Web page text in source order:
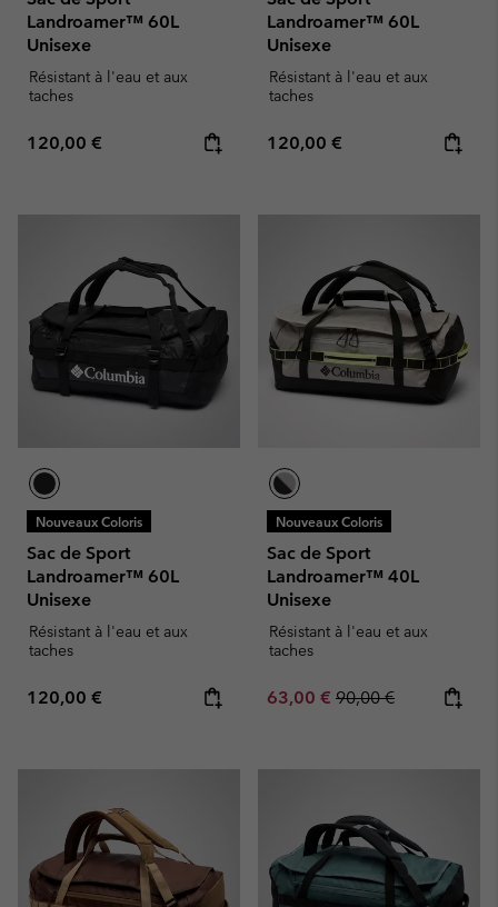
Landroamer™ 60L
Unisexe
Résistant à l'eau et aux
taches
Regular price:
120,00 €
Landroamer™ 60L
Unisexe
Résistant à l'eau et aux
taches
Regular price:
120,00 €
Nouveaux Coloris
Sac de Sport
Landroamer™ 60L
Unisexe
Résistant à l'eau et aux
taches
Regular price:
120,00 €
Nouveaux Coloris
Sac de Sport
Landroamer™ 40L
Unisexe
Résistant à l'eau et aux
taches
Sale price:
63,00 € Regular price:
90,00 €